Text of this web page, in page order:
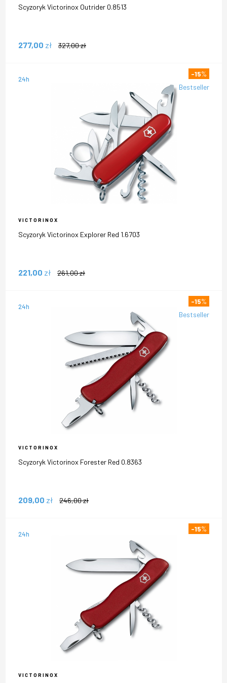
Scyzoryk Victorinox Outrider 0.8513
277,00 zł 327,00zł
24h
-15%
Bestseller
VICTORINOX
Scyzoryk Victorinox Explorer Red 1.6703
221,00 zł 261,00zł
24h
-15%
Bestseller
VICTORINOX
Scyzoryk Victorinox Forester Red 0.8363
209,00 zł 246,00zł
24h
-15%
VICTORINOX